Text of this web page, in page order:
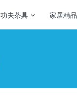
功夫茶具 家居精品